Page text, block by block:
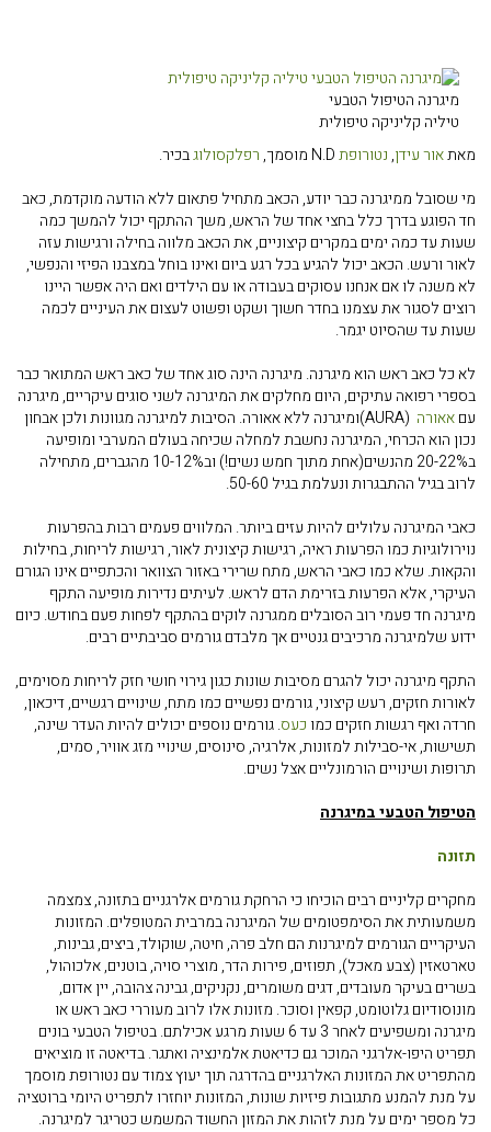
מיגרנה הטיפול הטבעי
טיליה קליניקה טיפולית
מאתאור עידן, נטורופתN.D מוסמך, רפלקסולוגבכיר.
מי שסובל ממיגרנה כבר יודע, הכאב מתחיל פתאום ללא הודעה מוקדמת, כאב
חד הפוגע בדרך כלל בחצי אחד של הראש, משך ההתקף יכול להמשך כמה
שעות עד כמה ימים במקרים קיצוניים, את הכאב מלווה בחילה ורגישות עזה
לאור ורעש. הכאב יכול להגיע בכל רגע ביום ואינו בוחל במצבנו הפיזי והנפשי,
לא משנה לו אם אנחנו עסוקים בעבודה או עם הילדים ואם היה אפשר היינו
רוצים לסגור את עצמנו בחדר חשוך ושקט ופשוט לעצום את העיניים לכמה
שעות עד שהסיוט יגמר.
לא כל כאב ראש הוא מיגרנה. מיגרנה הינה סוג אחד של כאב ראש המתואר כבר
בספרי רפואה עתיקים, היום מחלקים את המיגרנה לשני סוגים עיקריים, מיגרנה
עםאאורה (AURA)ומיגרנה ללא אאורה. הסיבות למיגרנה מגוונות ולכן אבחון
נכון הוא הכרחי, המיגרנה נחשבת למחלה שכיחה בעולם המערבי ומופיעה
ב20-22% מהנשים(אחת מתוך חמש נשים!) וב10-12% מהגברים, מתחילה
לרוב בגיל ההתבגרות ונעלמת בגיל 50-60.
כאבי המיגרנה עלולים להיות עזים ביותר. המלווים פעמים רבות בהפרעות
נוירולוגיות כמו הפרעות ראיה, רגישות קיצונית לאור, רגישות לריחות, בחילות
והקאות. שלא כמו כאבי הראש, מתח שרירי באזור הצוואר והכתפיים אינו הגורם
העיקרי, אלא הפרעות בזרימת הדם לראש. לעיתים נדירות מופיעה התקף
מיגרנה חד פעמי רוב הסובלים ממגרנה לוקים בהתקף לפחות פעם בחודש. כיום
ידוע שלמיגרנה מרכיבים גנטיים אך מלבדם גורמים סביבתיים רבים.
התקף מיגרנה יכול להגרם מסיבות שונות כגון גירוי חושי חזק לריחות מסוימים,
לאורות חזקים, רעש קיצוני, גורמים נפשיים כמו מתח, שינויים רגשיים, דיכאון,
חרדה ואף רגשות חזקים כמו כעס. גורמים נוספים יכולים להיות העדר שינה,
תשישות, אי-סבילות למזונות, אלרגיה, סינוסים, שינויי מזג אוויר, סמים,
תרופות ושינויים הורמונליים אצל נשים.
הטיפול הטבעי במיגרנה
תזונה
מחקרים קליניים רבים הוכיחו כי הרחקת גורמים אלרגניים בתזונה, צמצמה
משמעותית את הסימפטומים של המיגרנה במרבית המטופלים. המזונות
העיקריים הגורמים למיגרנות הם חלב פרה, חיטה, שוקולד, ביצים, גבינות,
טארטאזין (צבע מאכל), תפוזים, פירות הדר, מוצרי סויה, בוטנים, אלכוהול,
בשרים בעיקר מעובדים, דגים משומרים, נקניקים, גבינה צהובה, יין אדום,
מונוסודיום גלוטומט, קפאין וסוכר. מזונות אלו לרוב מעוררי כאב ראש או
מיגרנה ומשפיעים לאחר 3 עד 6 שעות מרגע אכילתם. בטיפול הטבעי בונים
תפריט היפו-אלרגני המוכר גם כדיאטת אלמינציה ואתגר. בדיאטה זו מוציאים
מהתפריט את המזונות האלרגניים בהדרגה תוך יעוץ צמוד עם נטורופת מוסמך
על מנת להמנע מתגובות פיזיות שונות, המזונות יוחזרו לתפריט היומי ברוטציה
כל מספר ימים על מנת לזהות את המזון החשוד המשמש כטריגר למיגרנה.